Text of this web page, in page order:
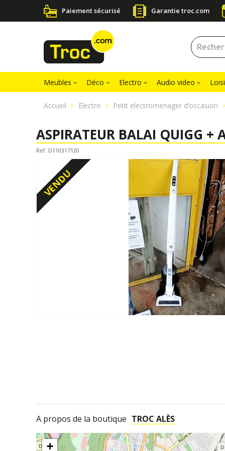
Paiement sécurisé Garantie troc.com
Meubles Déco Electro Audio video
Accueil Electro Petit electromenager d’occasion
ASPIRATEUR BALAI QUIGG +
Réf. D110317120
VENDU
A propos de la boutique TROC ALÈS
+